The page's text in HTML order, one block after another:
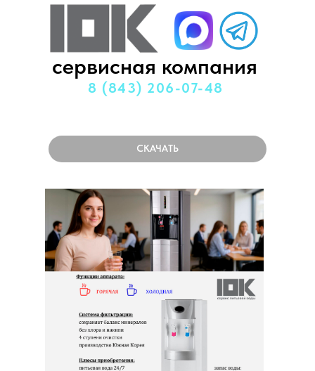
сервисная компания
8 (843) 206-07-48
назад
СКАЧАТЬ